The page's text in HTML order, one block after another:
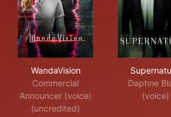
WandaVision
Commercial
Announcer (voice)
(uncredited)
Daphne
(voice)